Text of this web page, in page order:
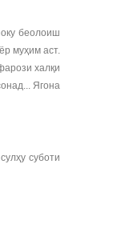
беолоиш
муҳим аст.
халқи
Ягона
суботи